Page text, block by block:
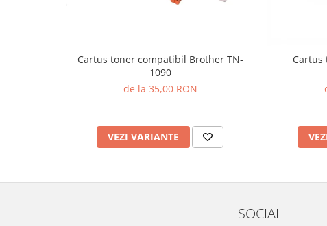
Cartus toner compatibil Brother TN-
1090
de la 35,00 RON
VEZI VARIANTE
Cartus
SOCIAL